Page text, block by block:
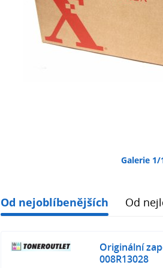
Galerie 1/
Od nejoblíbenějších Od
Originální
008R13028